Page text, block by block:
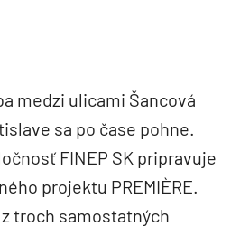
medzi ulicami Šancová
sa po čase pohne.
FINEP SK pripravuje
projektu PREMIÈRE.
troch samostatných